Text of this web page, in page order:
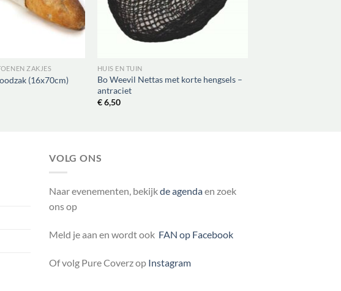
ZAKJES
(16x70cm)
HUIS EN TUIN
Bo Weevil Nettas met korte hengsels –
antraciet
€6,50
VOLG ONS
Naar evenementen, bekijkde agendaen zoek
ons op
Meld je aan en wordt ook FAN op Facebook
Of volg Pure Coverz op Instagram